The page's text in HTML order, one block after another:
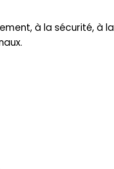
à la sécurité, à la